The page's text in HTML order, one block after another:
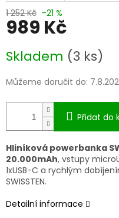
1 252 Kč –21 %
989 Kč
cena:
Skladem (3 ks)
Můžeme doručit do:
Přidat do
Hliníková powerbanka
20.000mAh, vstupy
1xUSB-C a rychlým
SWISSTEN.
Detailní informace